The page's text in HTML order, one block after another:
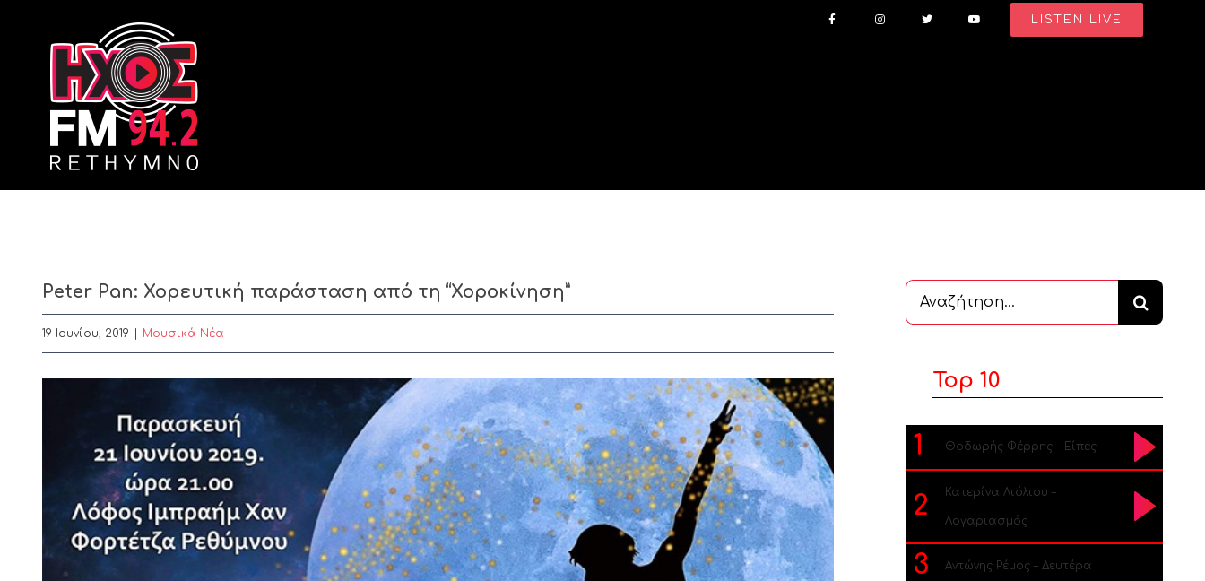
LISTEN LIVE
Peter Pan: Χορευτική παράσταση από τη “Χοροκίνηση”
19 Ιουνίου, 2019 Μουσικά Νέα
Αναζήτηση
...
Top 10
1 Θοδωρής Φέρρης – Είπες
2 Κατερίνα Λιόλιου –
Λογαριασμός
3 Αντώνης Ρέμος – Δευτέρα